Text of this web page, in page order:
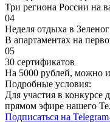
Три региона России на
04
Неделя отдыха в
В апартаментах на
05
30 сертификатов
На 5000 рублей, можно
Подробные условия:
Для участия в
прямом эфире нашего
Подписаться на